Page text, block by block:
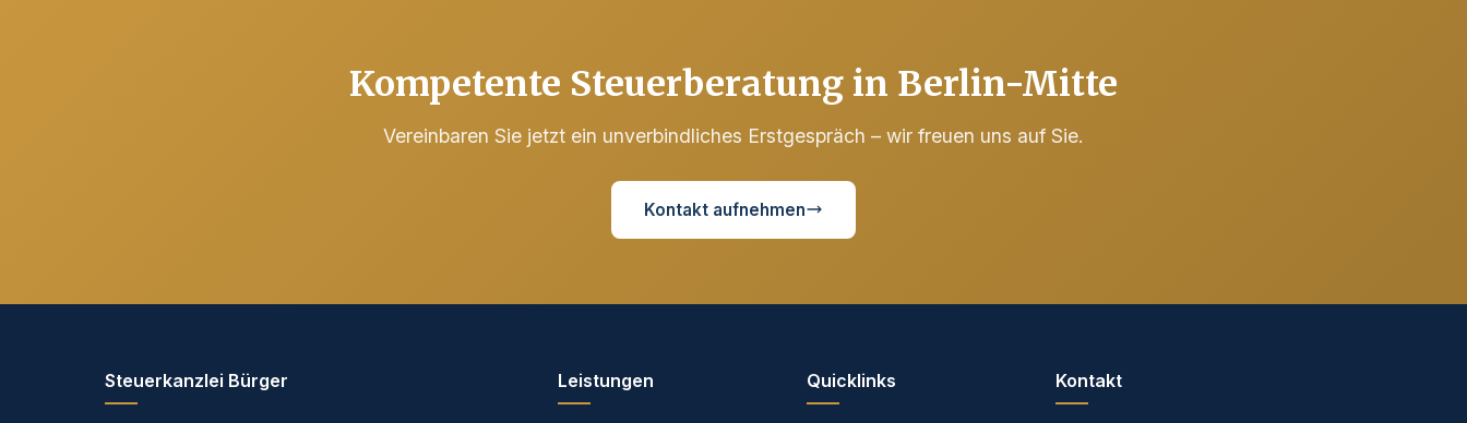
Kompetente Steuerberatung in Berlin-Mitte
Vereinbaren Sie jetzt ein unverbindliches Erstgespräch – wir freuen uns auf Sie.
Kontakt aufnehmen
Steuerkanzlei Bürger Leistungen Quicklinks Kontakt